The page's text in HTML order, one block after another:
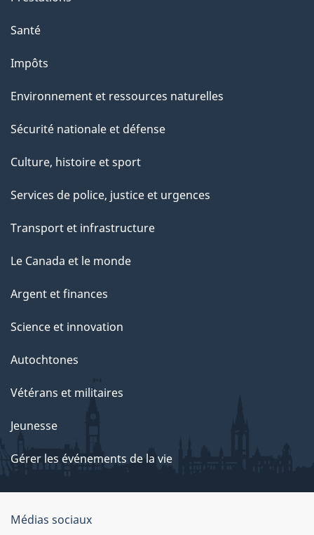
Santé
Impôts
Environnement et ressources naturelles
Sécurité nationale et défense
Culture, histoire et sport
Services de police, justice et urgences
Transport et infrastructure
Le Canada et le monde
Argent et finances
Science et innovation
Autochtones
Vétérans et militaires
Jeunesse
Gérer les événements de la vie
Organisation
Médias sociaux